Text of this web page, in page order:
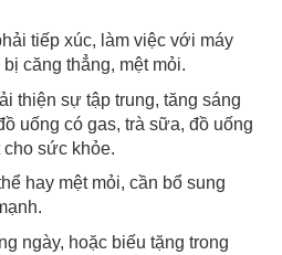
tiếp xúc, làm việc với máy
căng thẳng, mệt mỏi.
thiện sự tập trung, tăng sáng
uống có gas, trà sữa, đồ uống
sức khỏe.
hay mệt mỏi, cần bổ sung
ngày, hoặc biếu tặng trong